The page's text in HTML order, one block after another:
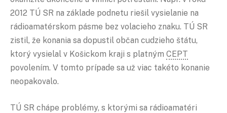
2012 TÚ SR na základe podnetu riešil vysielanie na
rádioamatérskom pásme bez volacieho znaku. TÚ SR
zistil, že konania sa dopustil občan cudzieho štátu,
ktorý vysielal v Košickom kraji s platným CEPT
povolením. V tomto prípade sa už viac takéto konanie
neopakovalo.
TÚ SR chápe problémy, s ktorými sa rádioamatéri